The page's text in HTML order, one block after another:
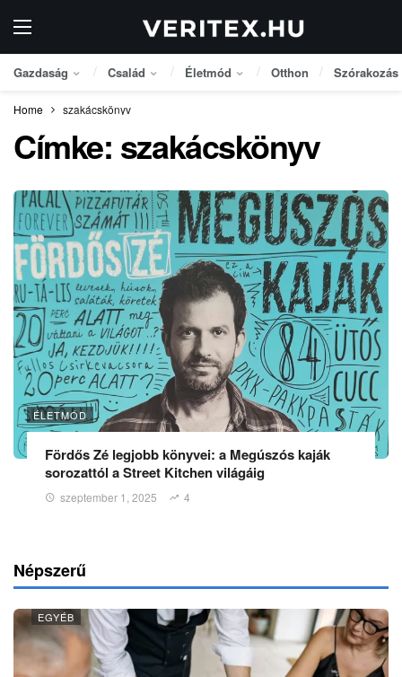
Gazdaság Család Életmód Otthon Szórakozás
Home szakácskönyv
Címke: szakácskönyv
ÉLETMÓD
Fördős Zé legjobb könyvei: a Megúszós kaják
sorozattól a Street Kitchen világáig
szeptember 1, 2025 4
Népszerű
EGYÉB